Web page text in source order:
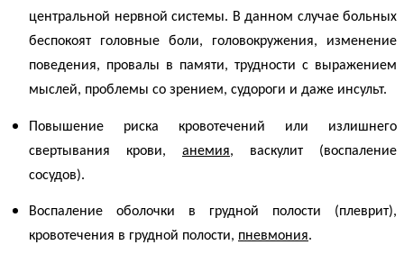
центральной нервной системы. В данном случае больных
беспокоят головные боли, головокружения, изменение
поведения, провалы в памяти, трудности с выражением
мыслей, проблемы со зрением, судороги и даже инсульт.
Повышение риска кровотечений или излишнего
свертывания крови, анемия, васкулит (воспаление
сосудов).
Воспаление оболочки в грудной полости (плеврит),
кровотечения в грудной полости, пневмония.